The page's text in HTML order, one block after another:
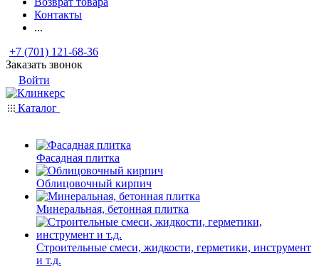
Контакты
...
+7 (701) 121-68-36
Заказать звонок
Войти
Каталог
Фасадная плитка
Облицовочный кирпич
Минеральная, бетонная плитка
Строительные смеси, жидкости, герметики, инструмент
и т.д.